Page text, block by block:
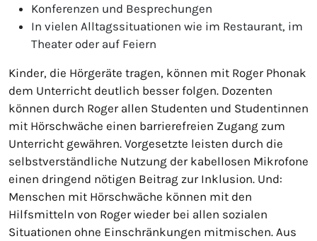
Konferenzen und Besprechungen
In vielen Alltagssituationen wie im Restaurant, im
Theater oder auf Feiern
Kinder, die Hörgeräte tragen, können mit Roger Phonak
dem Unterricht deutlich besser folgen. Dozenten
können durch Roger allen Studenten und Studentinnen
mit Hörschwäche einen barrierefreien Zugang zum
Unterricht gewähren. Vorgesetzte leisten durch die
selbstverständliche Nutzung der kabellosen Mikrofone
einen dringend nötigen Beitrag zur Inklusion. Und:
Menschen mit Hörschwäche können mit den
Hilfsmitteln von Roger wieder bei allen sozialen
Situationen ohne Einschränkungen mitmischen. Aus